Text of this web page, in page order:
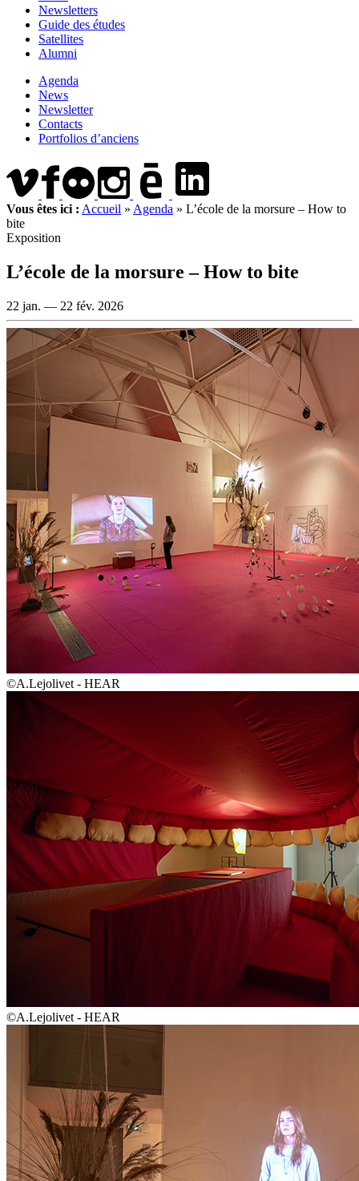
Newsletters
Guide des études
Satellites
Alumni
Agenda
News
Newsletter
Contacts
Portfolios d’anciens
Vous êtes ici : Accueil » Agenda » L’école de la morsure – How to
bite
Exposition
L’école de la morsure – How to bite
22 jan. — 22 fév. 2026
©A.Lejolivet - HEAR
©A.Lejolivet - HEAR